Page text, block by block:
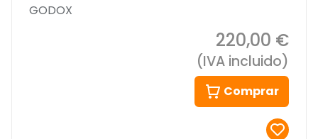
GODOX
220,00 €
(IVA incluido)
Comprar